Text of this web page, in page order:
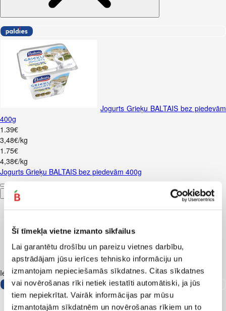
Šī tīmekļa vietne izmanto sīkfailus
Lai garantētu drošību un pareizu vietnes darbību,
apstrādājam jūsu ierīces tehnisko informāciju un
izmantojam nepieciešamās sīkdatnes. Citas sīkdatnes
vai novērošanas rīki netiek iestatīti automātiski, ja jūs
tiem nepiekrītat. Vairāk informācijas par mūsu
izmantotajām sīkdatnēm un novērošanas rīkiem un to
Jogurts Grieķu BALTAIS bez piedevām
400g
1 .39€
3,48€/kg
1 .75€
4,38€/kg
Jogurts Grieķu BALTAIS bez piedevām 400g
Pievienot
Iesakām ar